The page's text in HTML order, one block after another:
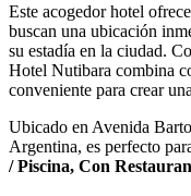
Este acogedor hotel
buscan una ubicación
su estadía en la ciudad.
Hotel Nutibara combina
conveniente para crear
Ubicado en Avenida
Argentina, es perfecto
/ Piscina, Con